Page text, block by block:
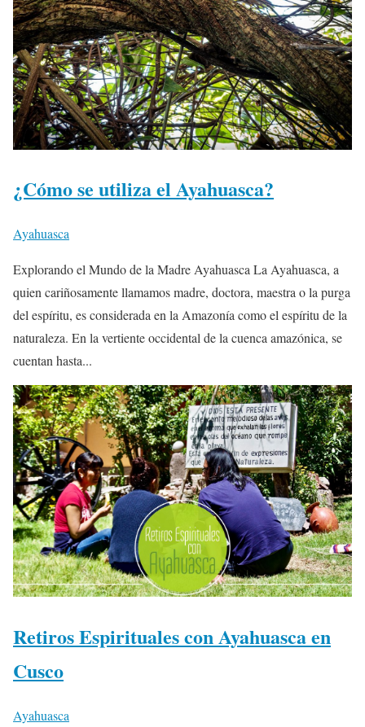
¿Cómo se utiliza el Ayahuasca?
Ayahuasca
Explorando el Mundo de la Madre Ayahuasca La Ayahuasca, a
quien cariñosamente llamamos madre, doctora, maestra o la purga
del espíritu, es considerada en la Amazonía como el espíritu de la
naturaleza. En la vertiente occidental de la cuenca amazónica, se
cuentan hasta...
Retiros Espirituales con Ayahuasca en
Cusco
Ayahuasca